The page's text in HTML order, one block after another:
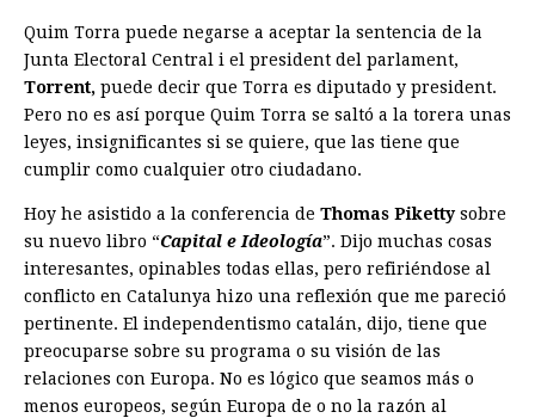
Quim Torra puede negarse a aceptar la sentencia de la
Junta Electoral Central i el president del parlament,
Torrent, puede decir que Torra es diputado y president.
Pero no es así porque Quim Torra se saltó a la torera unas
leyes, insignificantes si se quiere, que las tiene que
cumplir como cualquier otro ciudadano.
Hoy he asistido a la conferencia de Thomas Pikettysobre
su nuevo libro “Capital e Ideología”. Dijo muchas cosas
interesantes, opinables todas ellas, pero refiriéndose al
conflicto en Catalunya hizo una reflexión que me pareció
pertinente. El independentismo catalán, dijo, tiene que
preocuparse sobre su programa o su visión de las
relaciones con Europa. No es lógico que seamos más o
menos europeos, según Europa de o no la razón al